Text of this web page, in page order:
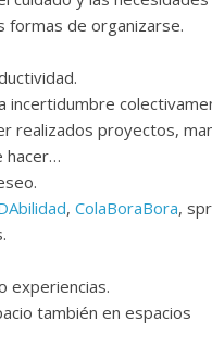
formas de organizarse.
incertidumbre
realizados proyectos,
hacer…
, ColaBoraBora,
experiencias.
también en espacios